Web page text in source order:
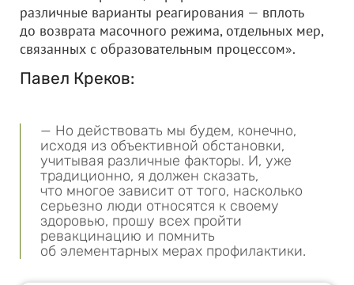
различные варианты реагирования — вплоть
до возврата масочного режима, отдельных мер,
связанных с образовательным процессом».
Павел Креков:
— Но действовать мы будем, конечно,
исходя из объективной обстановки,
учитывая различные факторы. И, уже
традиционно, я должен сказать,
что многое зависит от того, насколько
серьезно люди относятся к своему
здоровью, прошу всех пройти
ревакцинацию и помнить
об элементарных мерах профилактики.